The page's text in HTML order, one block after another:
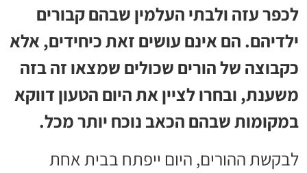
לכפר עזה ולבתי העלמין שבהם קבורים
ילדיהם. הם אינם עושים זאת כיחידים, אלא
כקבוצה של הורים שכולים שמצאו זה בזה
משענת, ובחרו לציין את היום הטעון דווקא
במקומות שבהם הכאב נוכח יותר מכל.
לבקשת ההורים, היום ייפתח בבית אחת